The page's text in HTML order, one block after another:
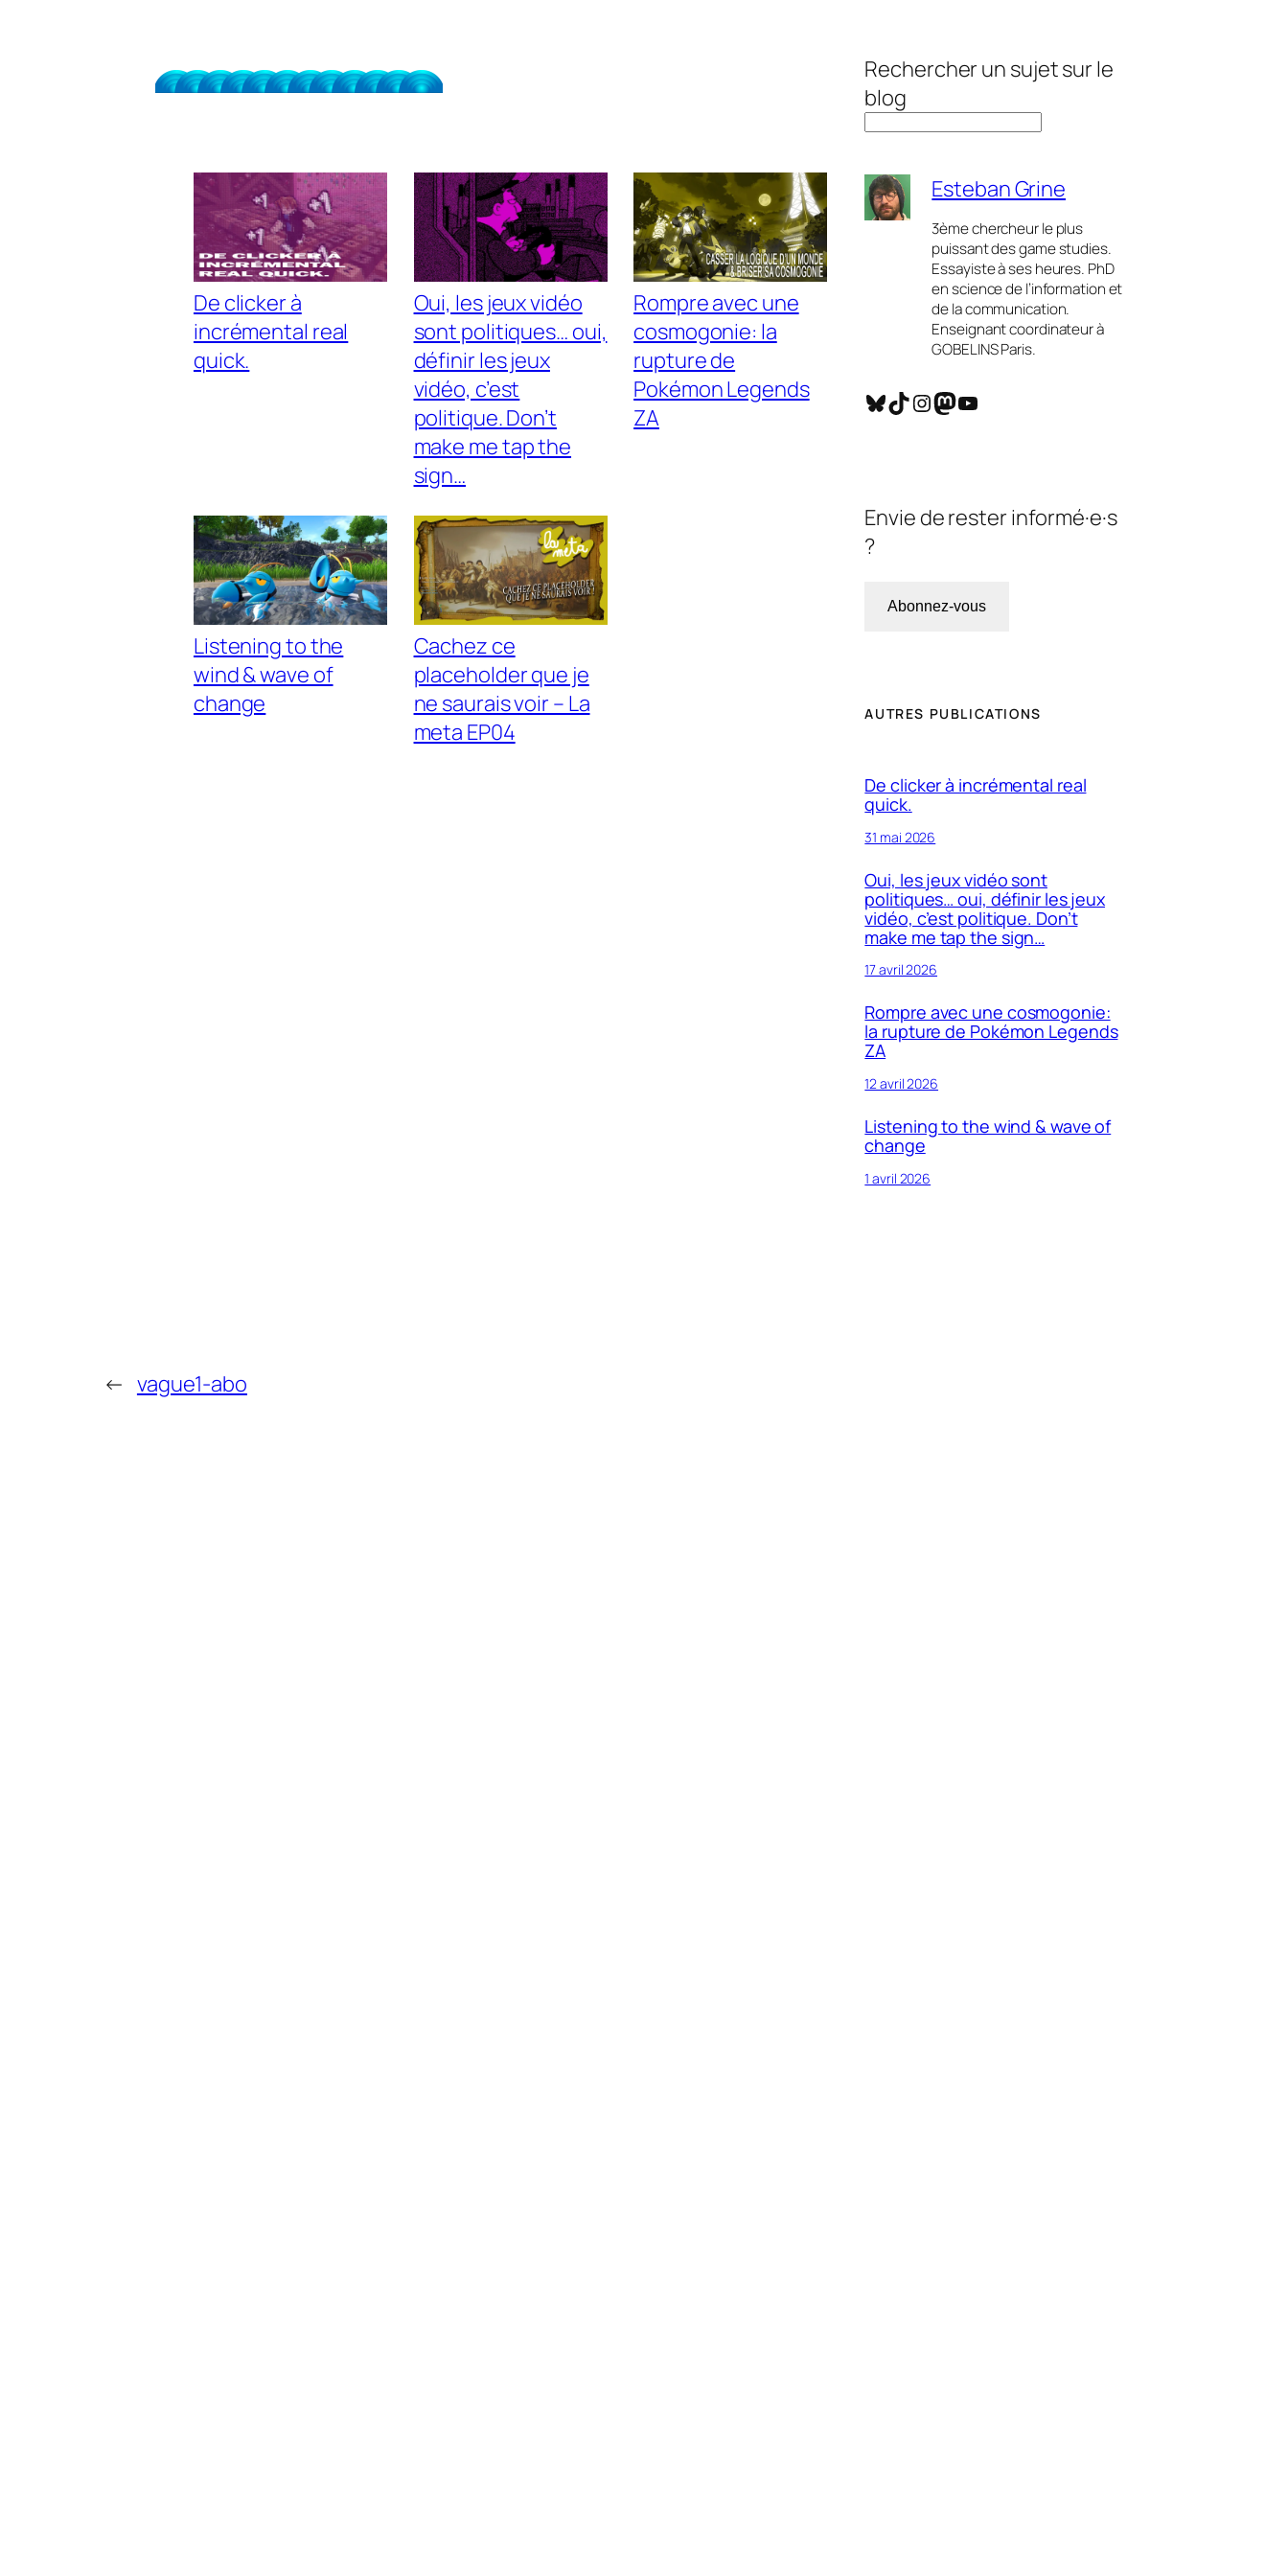
De clicker à
incrémental real
quick.
Oui, les jeux vidéo
sont politiques… oui,
définir les jeux
vidéo, c’est
politique. Don’t
make me tap the
sign…
Rompre avec une
cosmogonie: la
rupture de
Pokémon Legends
ZA
Listening to the
wind & wave of
change
Cachez ce
placeholder que je
ne saurais voir – La
meta EP04
Rechercher un sujet sur le
blog
Esteban Grine
3ème chercheur le plus
puissant des game studies.
Essayiste à ses heures. PhD
en science de l’information et
de la communication.
Enseignant coordinateur à
GOBELINS Paris.
Bluesky TikTok InstagramMastodon YouTube
Envie de rester informé·e·s
?
Abonnez-vous
AUTRES PUBLICATIONS
De clicker à incrémental real
quick.
31 mai 2026
Oui, les jeux vidéo sont
politiques… oui, définir les jeux
vidéo, c’est politique. Don’t
make me tap the sign…
17 avril 2026
Rompre avec une cosmogonie:
la rupture de Pokémon Legends
ZA
12 avril 2026
Listening to the wind & wave of
change
1 avril 2026
← vague1-abo